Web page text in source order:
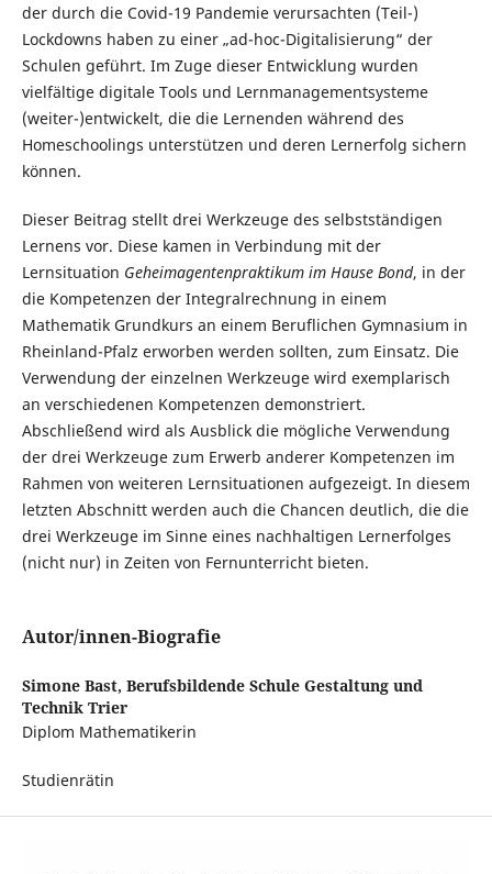
der durch die Covid-19 Pandemie verursachten (Teil-)
Lockdowns haben zu einer „ad-hoc-Digitalisierung“ der
Schulen geführt. Im Zuge dieser Entwicklung wurden
vielfältige digitale Tools und Lernmanagementsysteme
(weiter-)entwickelt, die die Lernenden während des
Homeschoolings unterstützen und deren Lernerfolg sichern
können.
Dieser Beitrag stellt drei Werkzeuge des selbstständigen
Lernens vor. Diese kamen in Verbindung mit der
Lernsituation Geheimagentenpraktikum im Hause Bond, in der
die Kompetenzen der Integralrechnung in einem
Mathematik Grundkurs an einem Beruflichen Gymnasium in
Rheinland-Pfalz erworben werden sollten, zum Einsatz. Die
Verwendung der einzelnen Werkzeuge wird exemplarisch
an verschiedenen Kompetenzen demonstriert.
Abschließend wird als Ausblick die mögliche Verwendung
der drei Werkzeuge zum Erwerb anderer Kompetenzen im
Rahmen von weiteren Lernsituationen aufgezeigt. In diesem
letzten Abschnitt werden auch die Chancen deutlich, die die
drei Werkzeuge im Sinne eines nachhaltigen Lernerfolges
(nicht nur) in Zeiten von Fernunterricht bieten.
Autor/innen-Biografie
Simone Bast, Berufsbildende Schule Gestaltung und
Technik Trier
Diplom Mathematikerin
Studienrätin